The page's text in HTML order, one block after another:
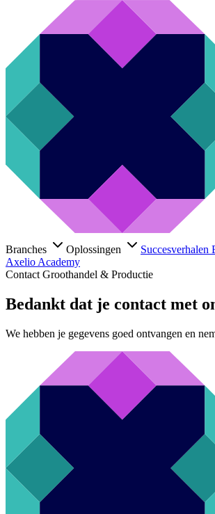
Branches Oplossingen Succesverhalen
Axelio Academy
Contact Groothandel & Productie
Bedankt dat je contact met
We hebben je gegevens goed ontvangen en